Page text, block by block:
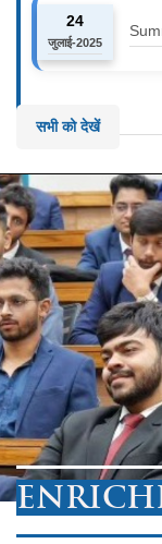
24
जुलाई-2025
सभी को देखें